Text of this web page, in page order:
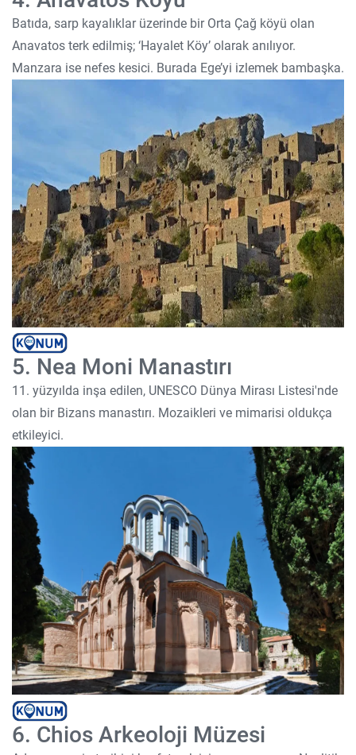
Batıda, sarp kayalıklar üzerinde bir Orta Çağ köyü olan
Anavatos terk edilmiş; ‘Hayalet Köy’ olarak anılıyor.
Manzara ise nefes kesici. Burada Ege’yi izlemek bambaşka.
5. Nea Moni Manastırı
11. yüzyılda inşa edilen, UNESCO Dünya Mirası Listesi'nde
olan bir Bizans manastırı. Mozaikleri ve mimarisi oldukça
etkileyici.
6. Chios Arkeoloji Müzesi